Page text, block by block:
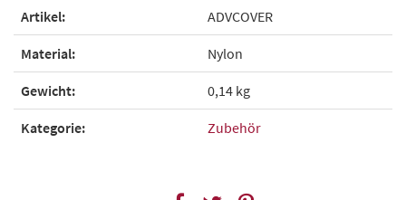
Artikel: ADVCOVER
Material: Nylon
Gewicht: 0,14 kg
Kategorie: Zubehör